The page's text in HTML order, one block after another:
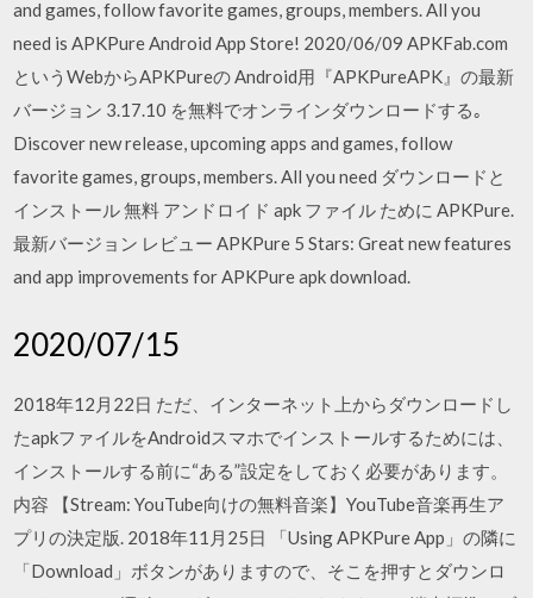
and games, follow favorite games, groups, members. All you
need is APKPure Android App Store! 2020/06/09 APKFab.com
というWebからAPKPureの Android用『APKPureAPK』の最新
バージョン 3.17.10 を無料でオンラインダウンロードする｡
Discover new release, upcoming apps and games, follow
favorite games, groups, members. All you need ダウンロードと
インストール 無料 アンドロイド apk ファイル ために APKPure.
最新バージョン レビュー APKPure 5 Stars: Great new features
and app improvements for APKPure apk download.
2020/07/15
2018年12月22日 ただ、インターネット上からダウンロードし
たapkファイルをAndroidスマホでインストールするためには、
インストールする前に“ある”設定をしておく必要があります。
内容 【Stream: YouTube向けの無料音楽】YouTube音楽再生ア
プリの決定版. 2018年11月25日 「Using APKPure App」の隣に
「Download」ボタンがありますので、そこを押すとダウンロ